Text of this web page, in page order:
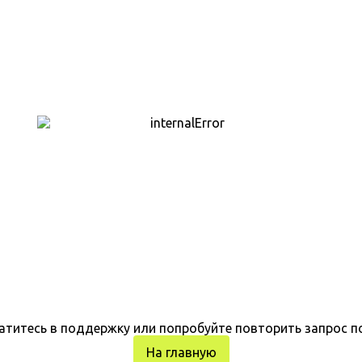
в поддержку или попробуйте повторить запрос
На главную